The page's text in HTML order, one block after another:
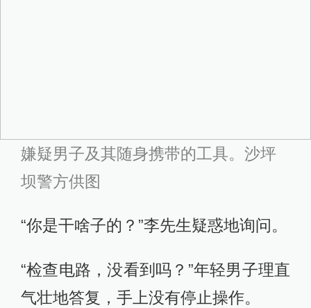
嫌疑男子及其随身携带的工具。沙坪
坝警方供图
“你是干啥子的？”李先生疑惑地询问。
“检查电路，没看到吗？”年轻男子理直
气壮地答复，手上没有停止操作。